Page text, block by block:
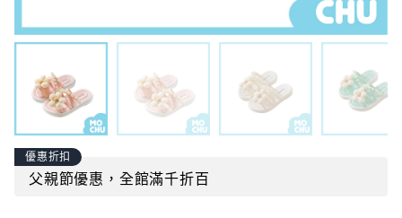
優惠折扣
父親節優惠，全館滿千折百